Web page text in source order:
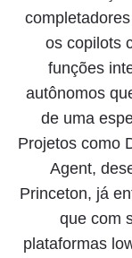
os copilots
funções
autônomos
de uma
Projetos como
Agent,
Princeton, já
que com
plataformas